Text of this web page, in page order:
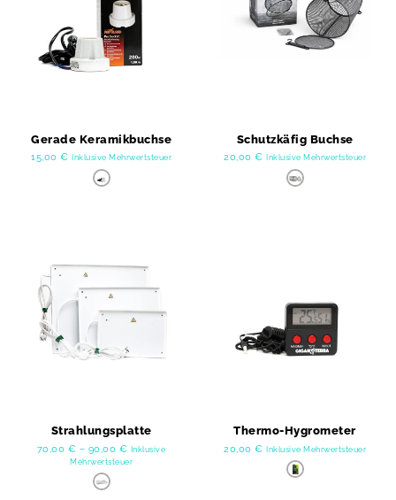
Gerade Keramikbuchse
15,00 € Inklusive Mehrwertsteuer
Schutzkäfig Buchse
20,00 € Inklusive Mehrwertsteuer
Strahlungsplatte
70,00 € – 90,00 €
Inklusive
Mehrwertsteuer
Thermo-Hygrometer
20,00 € Inklusive Mehrwertsteuer